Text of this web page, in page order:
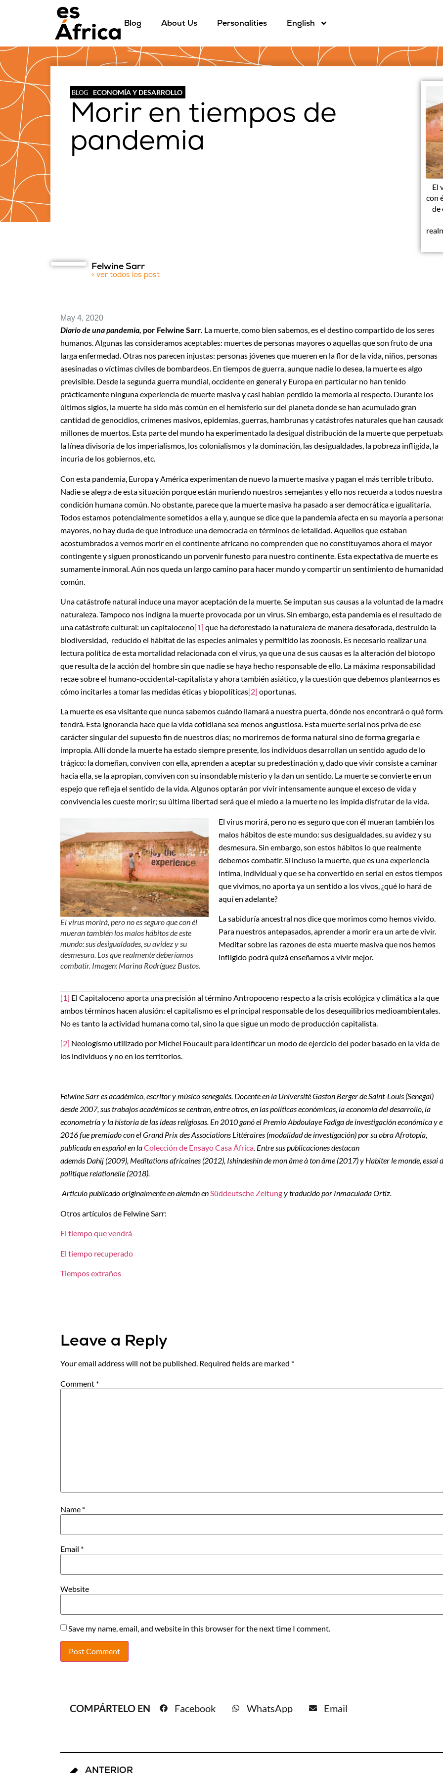
Blog About Us Personalities English
BLOG ECONOMÍA Y DESARROLLO
Morir en tiempos de
pandemia
El
con
de
Felwine Sarr
> ver todos los post
May 4, 2020
Diario de una pandemia, por Felwine Sarr. La muerte, como bien sabemos, es el destino compartido de los seres
humanos. Algunas las consideramos aceptables: muertes de personas mayores o aquellas que son fruto de una
larga enfermedad. Otras nos parecen injustas: personas jóvenes que mueren en la flor de la vida, niños, personas
asesinadas o víctimas civiles de bombardeos. En tiempos de guerra, aunque nadie lo desea, la muerte es algo
previsible. Desde la segunda guerra mundial, occidente en general y Europa en particular no han tenido
prácticamente ninguna experiencia de muerte masiva y casi habían perdido la memoria al respecto. Durante los
últimos siglos, la muerte ha sido más común en el hemisferio sur del planeta donde se han acumulado gran
cantidad de genocidios, crímenes masivos, epidemias, guerras, hambrunas y catástrofes naturales que han
millones de muertos. Esta parte del mundo ha experimentado la desigual distribución de la muerte que
la línea divisoria de los imperialismos, los colonialismos y la dominación, las desigualdades, la pobreza infligida, la
incuria de los gobiernos, etc.
Con esta pandemia, Europa y América experimentan de nuevo la muerte masiva y pagan el más terrible tributo.
Nadie se alegra de esta situación porque están muriendo nuestros semejantes y ello nos recuerda a todos nuestra
condición humana común. No obstante, parece que la muerte masiva ha pasado a ser democrática e igualitaria.
Todos estamos potencialmente sometidos a ella y, aunque se dice que la pandemia afecta en su mayoría a
mayores, no hay duda de que introduce una democracia en términos de letalidad. Aquellos que estaban
acostumbrados a vernos morir en el continente africano no comprenden que no constituyamos ahora el mayor
contingente y siguen pronosticando un porvenir funesto para nuestro continente. Esta expectativa de muerte es
sumamente inmoral. Aún nos queda un largo camino para hacer mundo y compartir un sentimiento de humanidad
común.
Una catástrofe natural induce una mayor aceptación de la muerte. Se imputan sus causas a la voluntad de la
naturaleza. Tampoco nos indigna la muerte provocada por un virus. Sin embargo, esta pandemia es el resultado de
una catástrofe cultural: un capitaloceno[1] que ha deforestado la naturaleza de manera desaforada, destruido la
biodiversidad, reducido el hábitat de las especies animales y permitido las zoonosis. Es necesario realizar una
lectura política de esta mortalidad relacionada con el virus, ya que una de sus causas es la alteración del biotopo
que resulta de la acción del hombre sin que nadie se haya hecho responsable de ello. La máxima responsabilidad
recae sobre el humano-occidental-capitalista y ahora también asiático, y la cuestión que debemos plantearnos es
cómo incitarles a tomar las medidas éticas y biopolíticas[2] oportunas.
La muerte es esa visitante que nunca sabemos cuándo llamará a nuestra puerta, dónde nos encontrará o qué
tendrá. Esta ignorancia hace que la vida cotidiana sea menos angustiosa. Esta muerte serial nos priva de ese
carácter singular del supuesto fin de nuestros días; no moriremos de forma natural sino de forma gregaria e
impropia. Allí donde la muerte ha estado siempre presente, los individuos desarrollan un sentido agudo de lo
trágico: la domeñan, conviven con ella, aprenden a aceptar su predestinación y, dado que vivir consiste a caminar
hacia ella, se la apropian, conviven con su insondable misterio y la dan un sentido. La muerte se convierte en un
espejo que refleja el sentido de la vida. Algunos optarán por vivir intensamente aunque el exceso de vida y
convivencia les cueste morir; su última libertad será que el miedo a la muerte no les impida disfrutar de la vida.
El virus morirá, pero no es seguro que con él
mueran también los malos hábitos de este
mundo: sus desigualdades, su avidez y su
desmesura. Los que realmente deberíamos
combatir. Imagen: Marina Rodríguez Bustos.
El virus morirá, pero no es seguro que con él mueran también los
malos hábitos de este mundo: sus desigualdades, su avidez y su
desmesura. Sin embargo, son estos hábitos lo que realmente
debemos combatir. Si incluso la muerte, que es una experiencia
íntima, individual y que se ha convertido en serial en estos tiempos
que vivimos, no aporta ya un sentido a los vivos, ¿qué lo hará de
aquí en adelante?
La sabiduría ancestral nos dice que morimos como hemos vivido.
Para nuestros antepasados, aprender a morir era un arte de vivir.
Meditar sobre las razones de esta muerte masiva que nos hemos
infligido podrá quizá enseñarnos a vivir mejor.
[1] El Capitaloceno aporta una precisión al término Antropoceno respecto a la crisis ecológica y climática a la que
ambos términos hacen alusión: el capitalismo es el principal responsable de los desequilibrios medioambientales.
No es tanto la actividad humana como tal, sino la que sigue un modo de producción capitalista.
[2] Neologísmo utilizado por Michel Foucault para identificar un modo de ejercicio del poder basado en la vida de
los individuos y no en los territorios.
Felwine Sarr es académico, escritor y músico senegalés. Docente en la Université Gaston Berger de Saint-Louis (Senegal)
desde 2007, sus trabajos académicos se centran, entre otros, en las políticas económicas, la economía del desarrollo, la
econometría y la historia de las ideas religiosas. En 2010 ganó el Premio Abdoulaye Fadiga de investigación económica y
2016 fue premiado con el Grand Prix des Associations Littéraires (modalidad de investigación) por su obra Afrotopía,
publicada en español en laColección de Ensayo Casa África. Entre sus publicaciones destacan
además Dahij (2009), Meditations africaines (2012), Ishindeshin de mon âme à ton âme (2017) y Habiter le monde, essai
politique relationelle (2018).
Artículo publicado originalmente en alemán enSüddeutsche Zeitungy traducido por Inmaculada Ortiz.
Otros artículos de Felwine Sarr:
El tiempo que vendrá
El tiempo recuperado
Tiempos extraños
Leave a Reply
Your email address will not be published. Required fields are marked *
Comment *
Name *
Email *
Website
Save my name, email, and website in this browser for the next time I comment.
COMPÁRTELO EN Facebook WhatsApp Email
ANTERIOR